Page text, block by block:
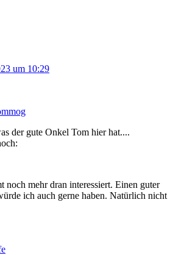
um 10:29
der gute Onkel Tom hier hat....
noch mehr dran interessiert. Einen guter
ich auch gerne haben. Natürlich nicht